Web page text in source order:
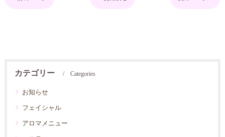
カテゴリー Categories
お知らせ
フェイシャル
アロマメニュー